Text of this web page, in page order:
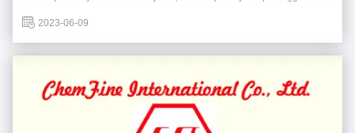
pembangunan yang berkelanjutan. Terima kasih telah menjelajah.Untuk
informasi lebih lanjut, harap terus memperhatika...
2023-06-09